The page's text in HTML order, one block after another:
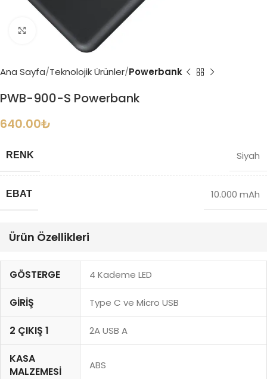
Büyütmek için tıklayın
Ana Sayfa Teknolojik Ürünler Powerbank
PWB-900-S Powerbank
640.00₺
RENK Siyah
EBAT 10.000 mAh
Ürün Özellikleri
GÖSTERGE 4 Kademe LED
GIRIŞ Type C ve Micro USB
2 ÇIKIŞ 1 2A USB A
KASA
MALZEMESI
ABS